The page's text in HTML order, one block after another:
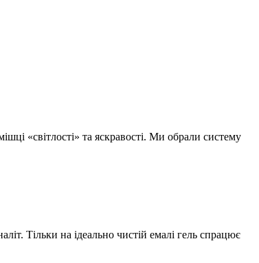
«світлості» та яскравості. Ми обрали систему
Тільки на ідеально чистій емалі гель спрацює